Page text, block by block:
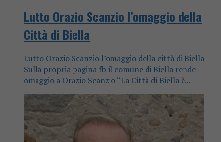
Lutto Orazio Scanzio l’omaggio della
Città di Biella
Lutto Orazio Scanzio l’omaggio della città di Biella
Sulla propria pagina fb il comune di Biella rende
omaggio a Orazio Scanzio “La Città di Biella è...